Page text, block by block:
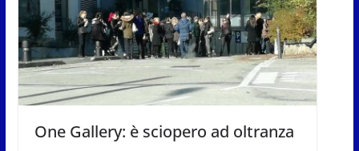
One Gallery: è sciopero ad oltranza